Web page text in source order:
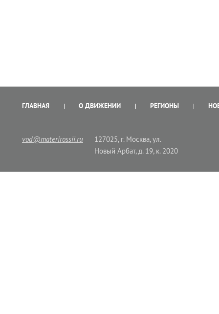
ГЛАВНАЯ О ДВИЖЕНИИ РЕГИОНЫ
vod@materirossii.ru
127025, г. Москва, ул.
Новый Арбат, д. 19, к. 2020